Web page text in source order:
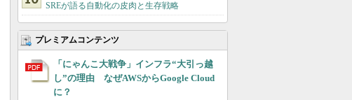
SREが語る自動化の皮肉と生存戦略
プレミアムコンテンツ
「にゃんこ大戦争」インフラ“大引っ越
し”の理由 なぜAWSからGoogle Cloud
に？